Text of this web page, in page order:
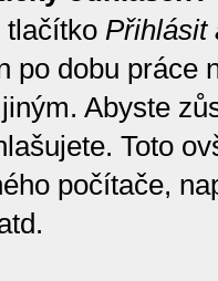
tlačítko Přihlásit
po dobu práce
Abyste
Toto
počítače,